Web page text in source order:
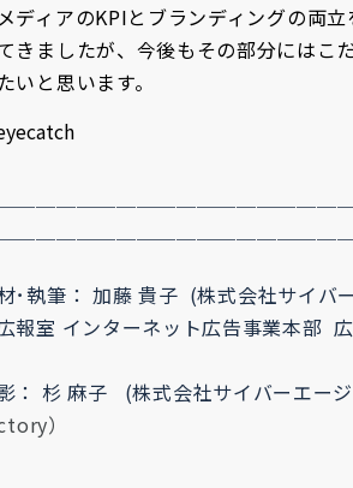
ディアのKPIとブランディングの両
きましたが、今後もその部分にはこ
いと思います。
･執筆： 加藤 貴子 (株式会社サイバ
報室 インターネット広告事業本部 広
： 杉 麻子 (株式会社サイバーエー
）